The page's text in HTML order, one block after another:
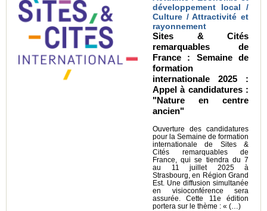
développement local /
Culture / Attractivité et
rayonnement
Sites & Cités
remarquables de
France : Semaine de
formation
internationale 2025 :
Appel à candidatures :
"Nature en centre
ancien"
Ouverture des candidatures
pour la Semaine de formation
internationale de Sites &
Cités remarquables de
France, qui se tiendra du 7
au 11 juillet 2025 à
Strasbourg, en Région Grand
Est. Une diffusion simultanée
en visioconférence sera
assurée. Cette 11e édition
portera sur le thème : « (…)